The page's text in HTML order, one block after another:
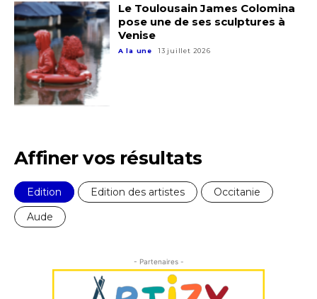
Statut / Organisation
J'accepte lestermes et conditions
Nom
Prénom
* Champ obligatoire
Le Toulousain James Colomina
pose une de ses sculptures à
Venise
A la une 13 juillet 2026
Affiner vos résultats
Edition Edition des artistes
Occitanie
Aude
- Partenaires -